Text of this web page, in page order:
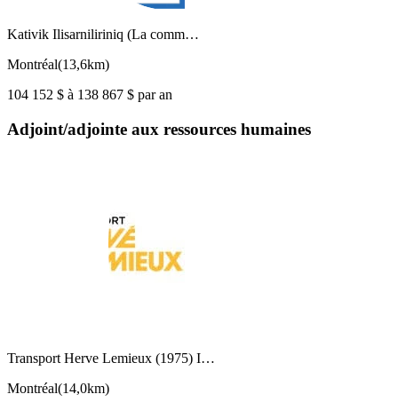
Kativik Ilisarniliriniq (La comm…
Montréal(13,6km)
104 152 $ à 138 867 $ par an
Adjoint/adjointe aux ressources humaines
Transport Herve Lemieux (1975) I…
Montréal(14,0km)